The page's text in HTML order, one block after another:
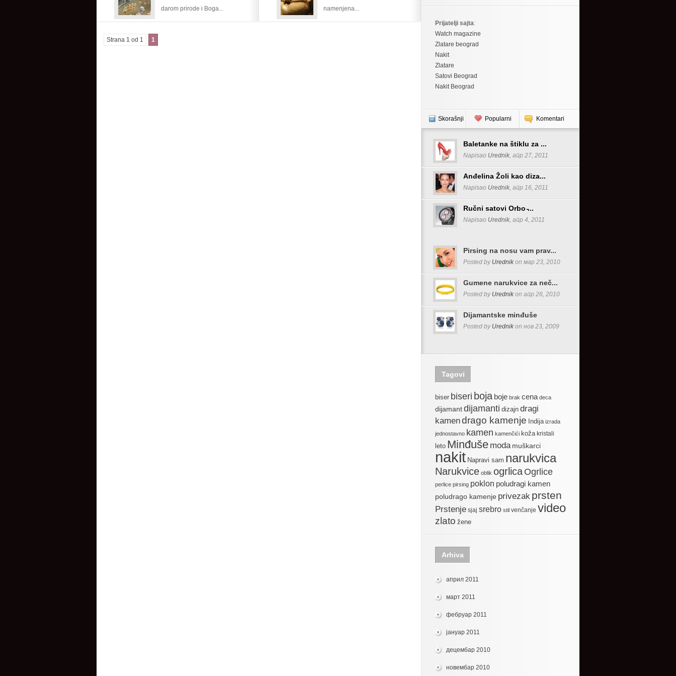
darom prirode i Boga...
namenjena...
Strana 1 od 1 1
Prijatelji sajta:
Watch magazine
Zlatare beograd
Nakit
Zlatare
Satovi Beograd
Nakit Beograd
Skorašnji Popularni Komentari
Baletanke na štiklu za ...
Napisao Urednik, апр 27, 2011
Anđelina Žoli kao diza...
Napisao Urednik, апр 16, 2011
Ručni satovi Orbo ̵...
Napisao Urednik, апр 4, 2011
Pirsing na nosu vam prav...
Posted by Urednik on мар 23, 2010
Gumene narukvice za neč...
Posted by Urednik on апр 26, 2010
Dijamantske minđuše
Posted by Urednik on нов 23, 2009
Tagovi
biser biseri boja boje brak cena deca
dijamantdijamanti dizajn dragi
kamendrago kamenje Indija izrada
jednostavno kamen kamenčići koža kristali
leto Minđuše moda muškarci
nakit Napravi sam narukvica
Narukvice oblik ogrlicaOgrlice
perlice pirsing poklon poludragi kamen
poludrago kamenje privezak prsten
Prstenje sjaj srebro stil venčanje video
zlato žene
Arhiva
април 2011
март 2011
фебруар 2011
јануар 2011
децембар 2010
новембар 2010